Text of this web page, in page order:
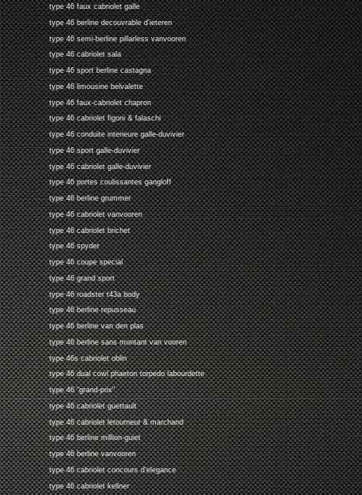
type 46 faux cabriolet galle
type 46 berline decouvrable d'ieteren
type 46 semi-berline pillarless vanvooren
type 46 cabriolet sala
type 46 sport berline castagna
type 46 limousine belvalette
type 46 faux-cabriolet chapron
type 46 cabriolet figoni & falaschi
type 46 conduite interieure galle-duvivier
type 46 sport galle-duvivier
type 46 cabriolet galle-duvivier
type 46 portes coulissantes gangloff
type 46 berline grummer
type 46 cabriolet vanvooren
type 46 cabriolet brichet
type 46 spyder
type 46 coupe special
type 46 grand sport
type 46 roadster t43a body
type 46 berline repusseau
type 46 berline van den plas
type 46 berline sans montant van vooren
type 46s cabriolet oblin
type 46 dual cowl phaeton torpedo labourdette
type 46 "grand-prix"
type 46 cabriolet guettault
type 46 cabriolet letourneur & marchand
type 46 berline million-guiet
type 46 berline vanvooren
type 46 cabriolet concours d'elegance
type 46 cabriolet kellner